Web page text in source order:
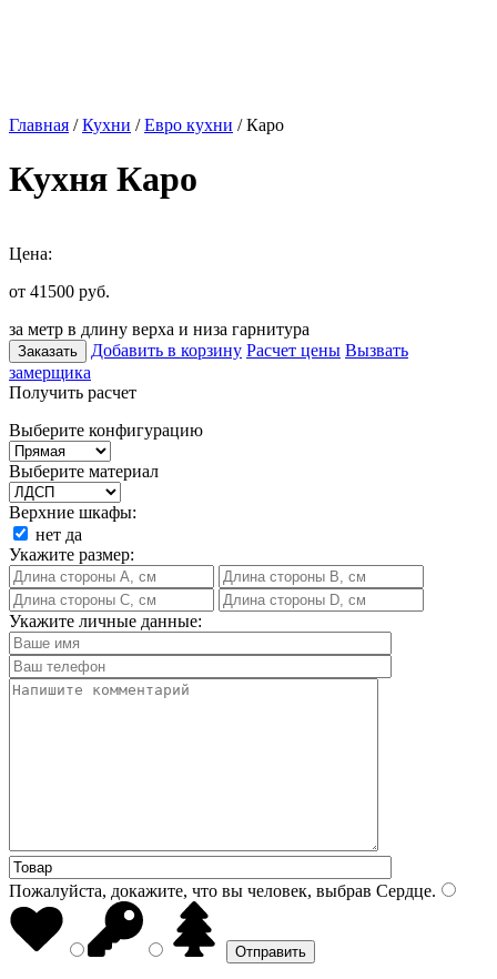
Главная /Кухни /Евро кухни / Каро
Кухня Каро
Цена:
от 41500 руб.
за метр в длину верха и низа гарнитура
Заказать Добавить в корзину Расчет цены Вызвать
замерщика
Получить расчет
Выберите конфигурацию
Выберите материал
Верхние шкафы:
нет да
Укажите размер:
Укажите личные данные:
Пожалуйста, докажите, что вы человек, выбрав Сердце.